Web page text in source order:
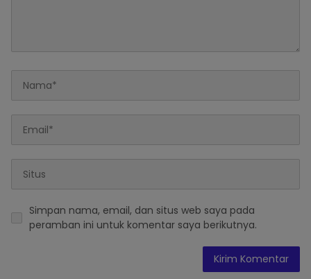
Simpan nama, email, dan situs web saya pada
peramban ini untuk komentar saya berikutnya.